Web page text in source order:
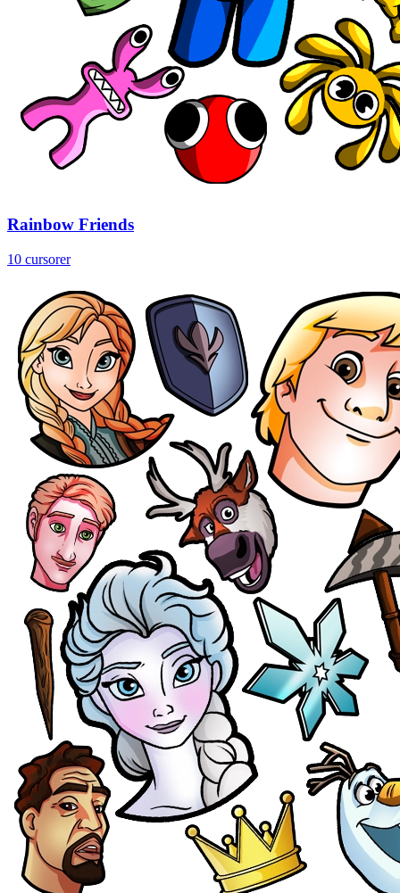
Rainbow Friends
10 cursorer